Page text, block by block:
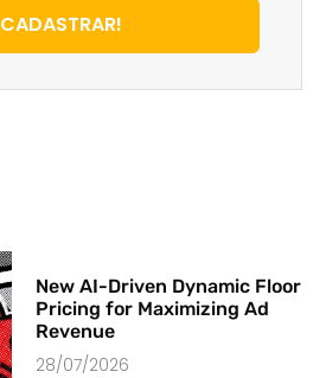
CADASTRAR!
New AI-Driven Dynamic Floor
Pricing for Maximizing Ad
Revenue
28/07/2026